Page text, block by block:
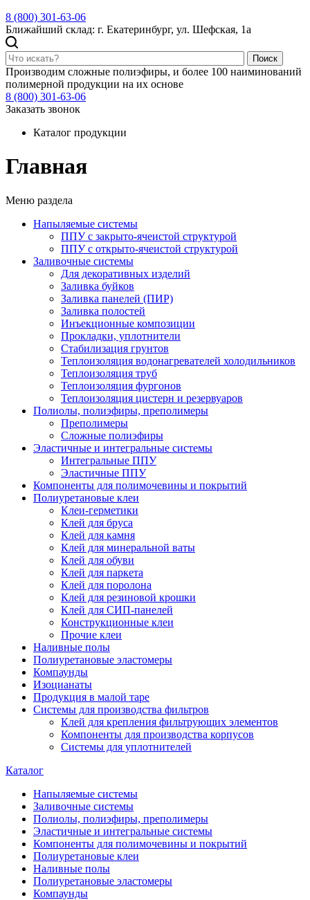
8 (800) 301-63-06
Ближайший склад: г. Екатеринбург, ул. Шефская, 1а
Поиск
Производим сложные полиэфиры, и более 100 наиминований
полимерной продукции на их основе
8 (800) 301-63-06
Заказать звонок
Каталог продукции
Главная
Меню раздела
Напыляемые системы
ППУ с закрыто-ячеистой структурой
ППУ с открыто-ячеистой структурой
Заливочные системы
Для декоративных изделий
Заливка буйков
Заливка панелей (ПИР)
Заливка полостей
Инъекционные композиции
Прокладки, уплотнители
Стабилизация грунтов
Теплоизоляция водонагревателей холодильников
Теплоизоляция труб
Теплоизоляция фургонов
Теплоизоляция цистерн и резервуаров
Полиолы, полиэфиры, преполимеры
Преполимеры
Сложные полиэфиры
Эластичные и интегральные системы
Интегральные ППУ
Эластичные ППУ
Компоненты для полимочевины и покрытий
Полиуретановые клеи
Клеи-герметики
Клей для бруса
Клей для камня
Клей для минеральной ваты
Клей для обуви
Клей для паркета
Клей для поролона
Клей для резиновой крошки
Клей для СИП-панелей
Конструкционные клеи
Прочие клеи
Наливные полы
Полиуретановые эластомеры
Компаунды
Изоцианаты
Продукция в малой таре
Системы для производства фильтров
Клей для крепления фильтрующих элементов
Компоненты для производства корпусов
Системы для уплотнителей
Каталог
Напыляемые системы
Заливочные системы
Полиолы, полиэфиры, преполимеры
Эластичные и интегральные системы
Компоненты для полимочевины и покрытий
Полиуретановые клеи
Наливные полы
Полиуретановые эластомеры
Компаунды